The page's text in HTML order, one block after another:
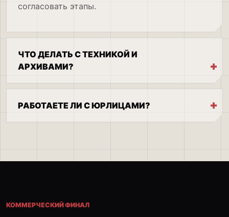
согласовать этапы.
ЧТО ДЕЛАТЬ С ТЕХНИКОЙ И
АРХИВАМИ?
РАБОТАЕТЕ ЛИ С ЮРЛИЦАМИ?
КОММЕРЧЕСКИЙ ФИНАЛ